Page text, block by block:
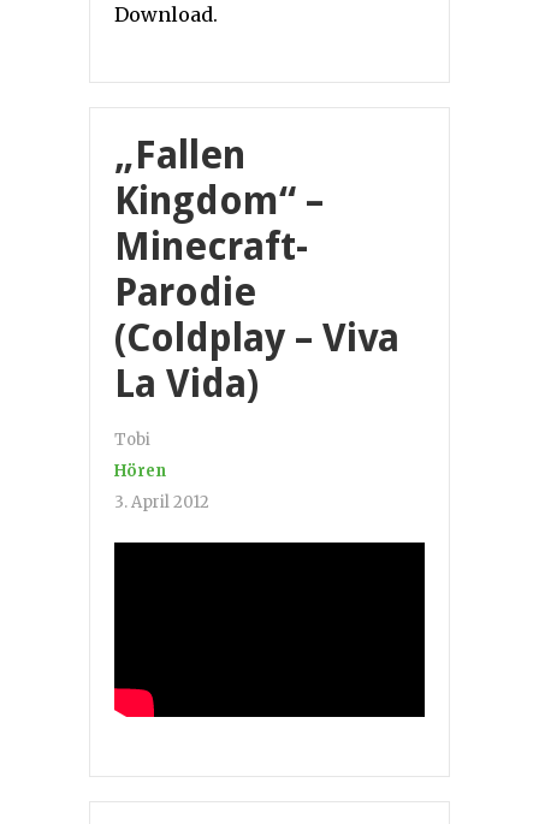
Download.
„Fallen
Kingdom“ –
Minecraft-
Parodie
(Coldplay – Viva
La Vida)
Tobi
Hören
3. April 2012